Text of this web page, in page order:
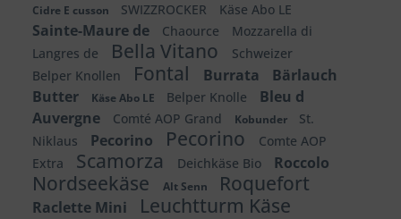
Cidre E cusson SWIZZROCKER Käse Abo LE
Sainte-Maure de Chaource
Mozzarella di
Langres de
Bella Vitano
Schweizer
Belper Knollen
Fontal Burrata
Bärlauch
Butter
Käse Abo LE Belper Knolle
Bleu d
Auvergne
Comté AOP Grand Kobunder
St.
Niklaus
Pecorino Pecorino
Comte AOP
Extra
Scamorza Deichkäse Bio Roccolo
Nordseekäse Alt Senn Roquefort
Raclette Mini Leuchtturm Käse